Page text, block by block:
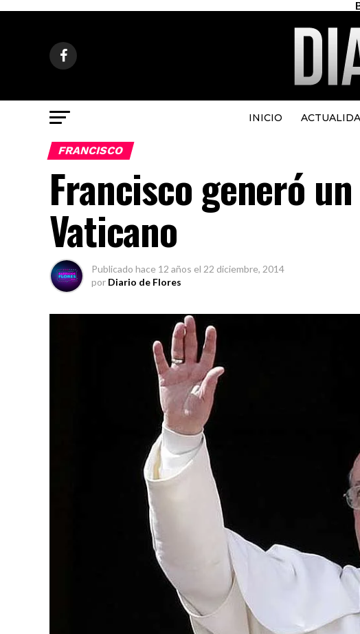
INICIO
FRANCISCO
Francisco generó
Vaticano
Publicado hace 12 años el 22 diciembre, 2014
por Diario de Flores